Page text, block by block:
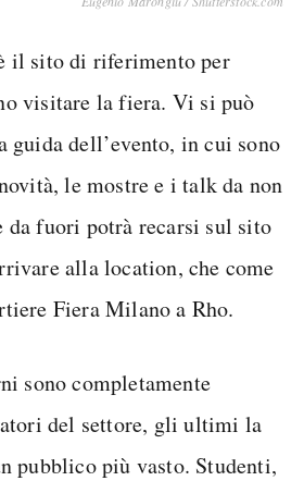
il sito di riferimento per
visitare la fiera. Vi si può
guida dell’evento, in cui sono
le mostre e i talk da non
da fuori potrà recarsi sul sito
alla location, che come
Fiera Milano a Rho.
sono completamente
del settore, gli ultimi la
pubblico più vasto. Studenti,